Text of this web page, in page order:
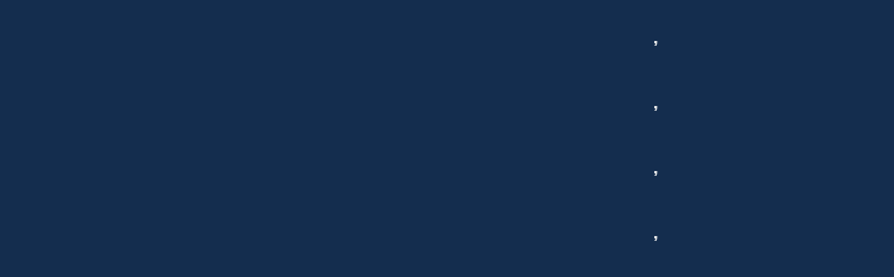
,
,
,
,